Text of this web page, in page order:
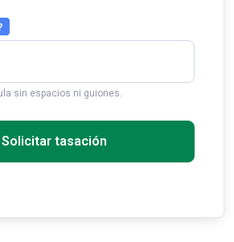
sin espacios ni guiones.
Solicitar tasación